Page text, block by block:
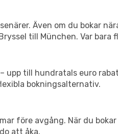
Även om du bokar
till München. Var bara
upp till hundratals euro
bokningsalternativ.
före avgång. När du
att åka.